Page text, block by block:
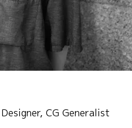
CG Generalist